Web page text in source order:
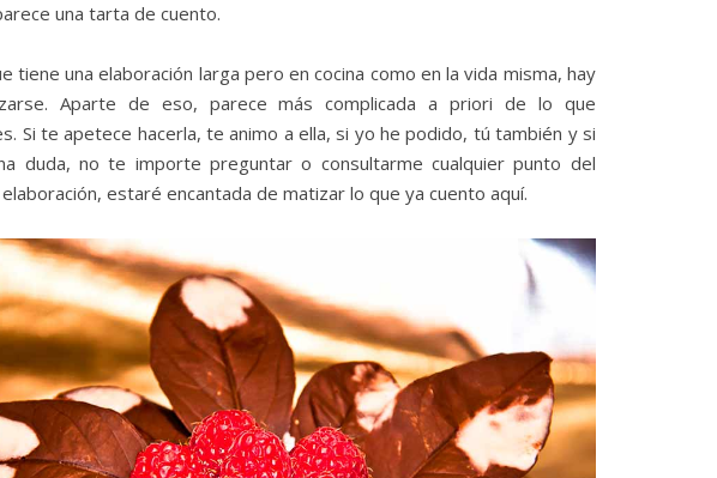
una tarta de cuento.
tiene una elaboración larga pero en cocina como en la vida misma, hay
Aparte de eso, parece más complicada a priori de lo que
Si te apetece hacerla, te animo a ella, si yo he podido, tú también y si
duda, no te importe preguntar o consultarme cualquier punto del
estaré encantada de matizar lo que ya cuento aquí.